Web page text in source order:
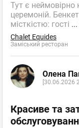
Тут є неймовірно
церемоній.
місткістю: гості ...
Chalet Equides
Заміський ресторан
Олена
[30.06.2026
Красиве та